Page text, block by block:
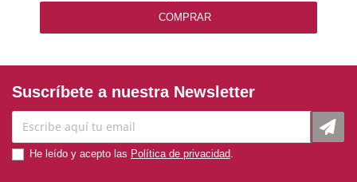
COMPRAR
Suscríbete a nuestra Newsletter
He leído y acepto las Política de privacidad